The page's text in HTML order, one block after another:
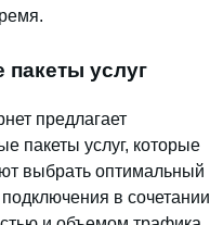
пакеты услуг
предлагает
пакеты услуг, которые
выбрать оптимальный
в сочетании